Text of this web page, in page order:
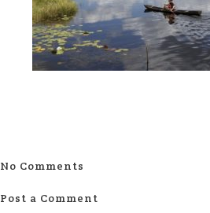
No Comments
Post a Comment